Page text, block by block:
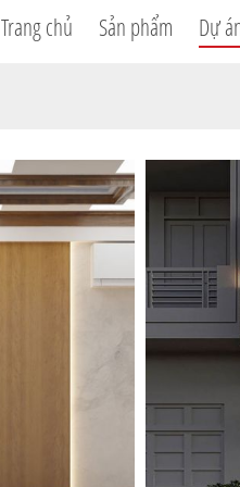
Trang chủ Sản phẩm Dự